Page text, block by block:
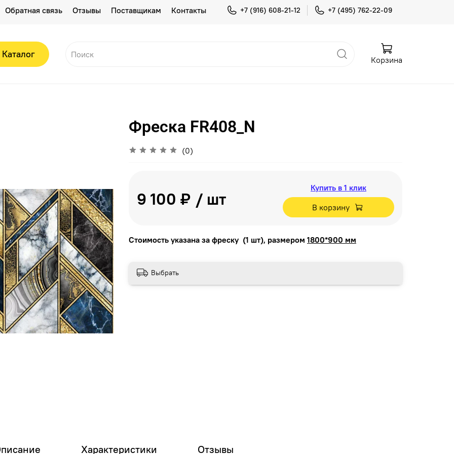
Обратная связь Отзывы Поставщикам Контакты +7 (916) 608-21-12 +7 (495) 762-22-09
Каталог Корзина
Фреска FR408_N
(0)
9 100 ₽ / шт
Купить в 1 клик
В корзину
Стоимость указана за фреску (1 шт), размером 1800*900 мм
Выбрать
Характеристики Отзывы